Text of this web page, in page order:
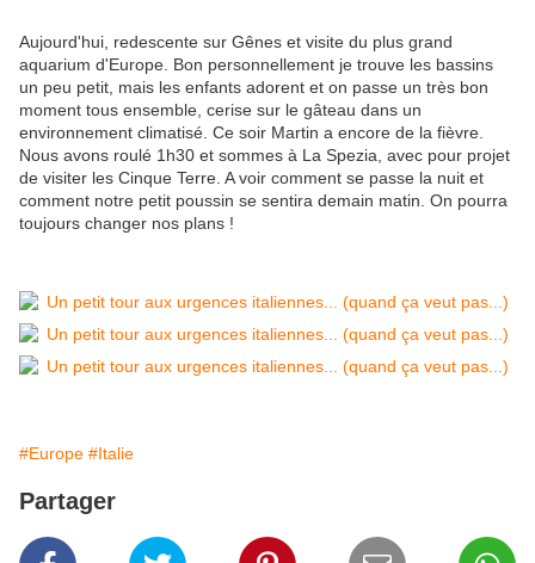
Aujourd'hui, redescente sur Gênes et visite du plus grand
aquarium d'Europe. Bon personnellement je trouve les bassins
un peu petit, mais les enfants adorent et on passe un très bon
moment tous ensemble, cerise sur le gâteau dans un
environnement climatisé. Ce soir Martin a encore de la fièvre.
Nous avons roulé 1h30 et sommes à La Spezia, avec pour projet
de visiter les Cinque Terre. A voir comment se passe la nuit et
comment notre petit poussin se sentira demain matin. On pourra
toujours changer nos plans !
#Europe #Italie
Partager